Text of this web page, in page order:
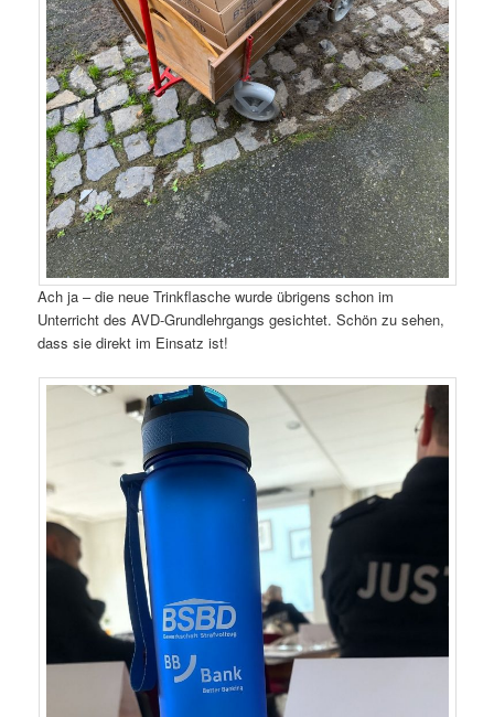
Ach ja – die neue Trinkflasche wurde übrigens schon im
Unterricht des AVD-Grundlehrgangs gesichtet. Schön zu sehen,
dass sie direkt im Einsatz ist!